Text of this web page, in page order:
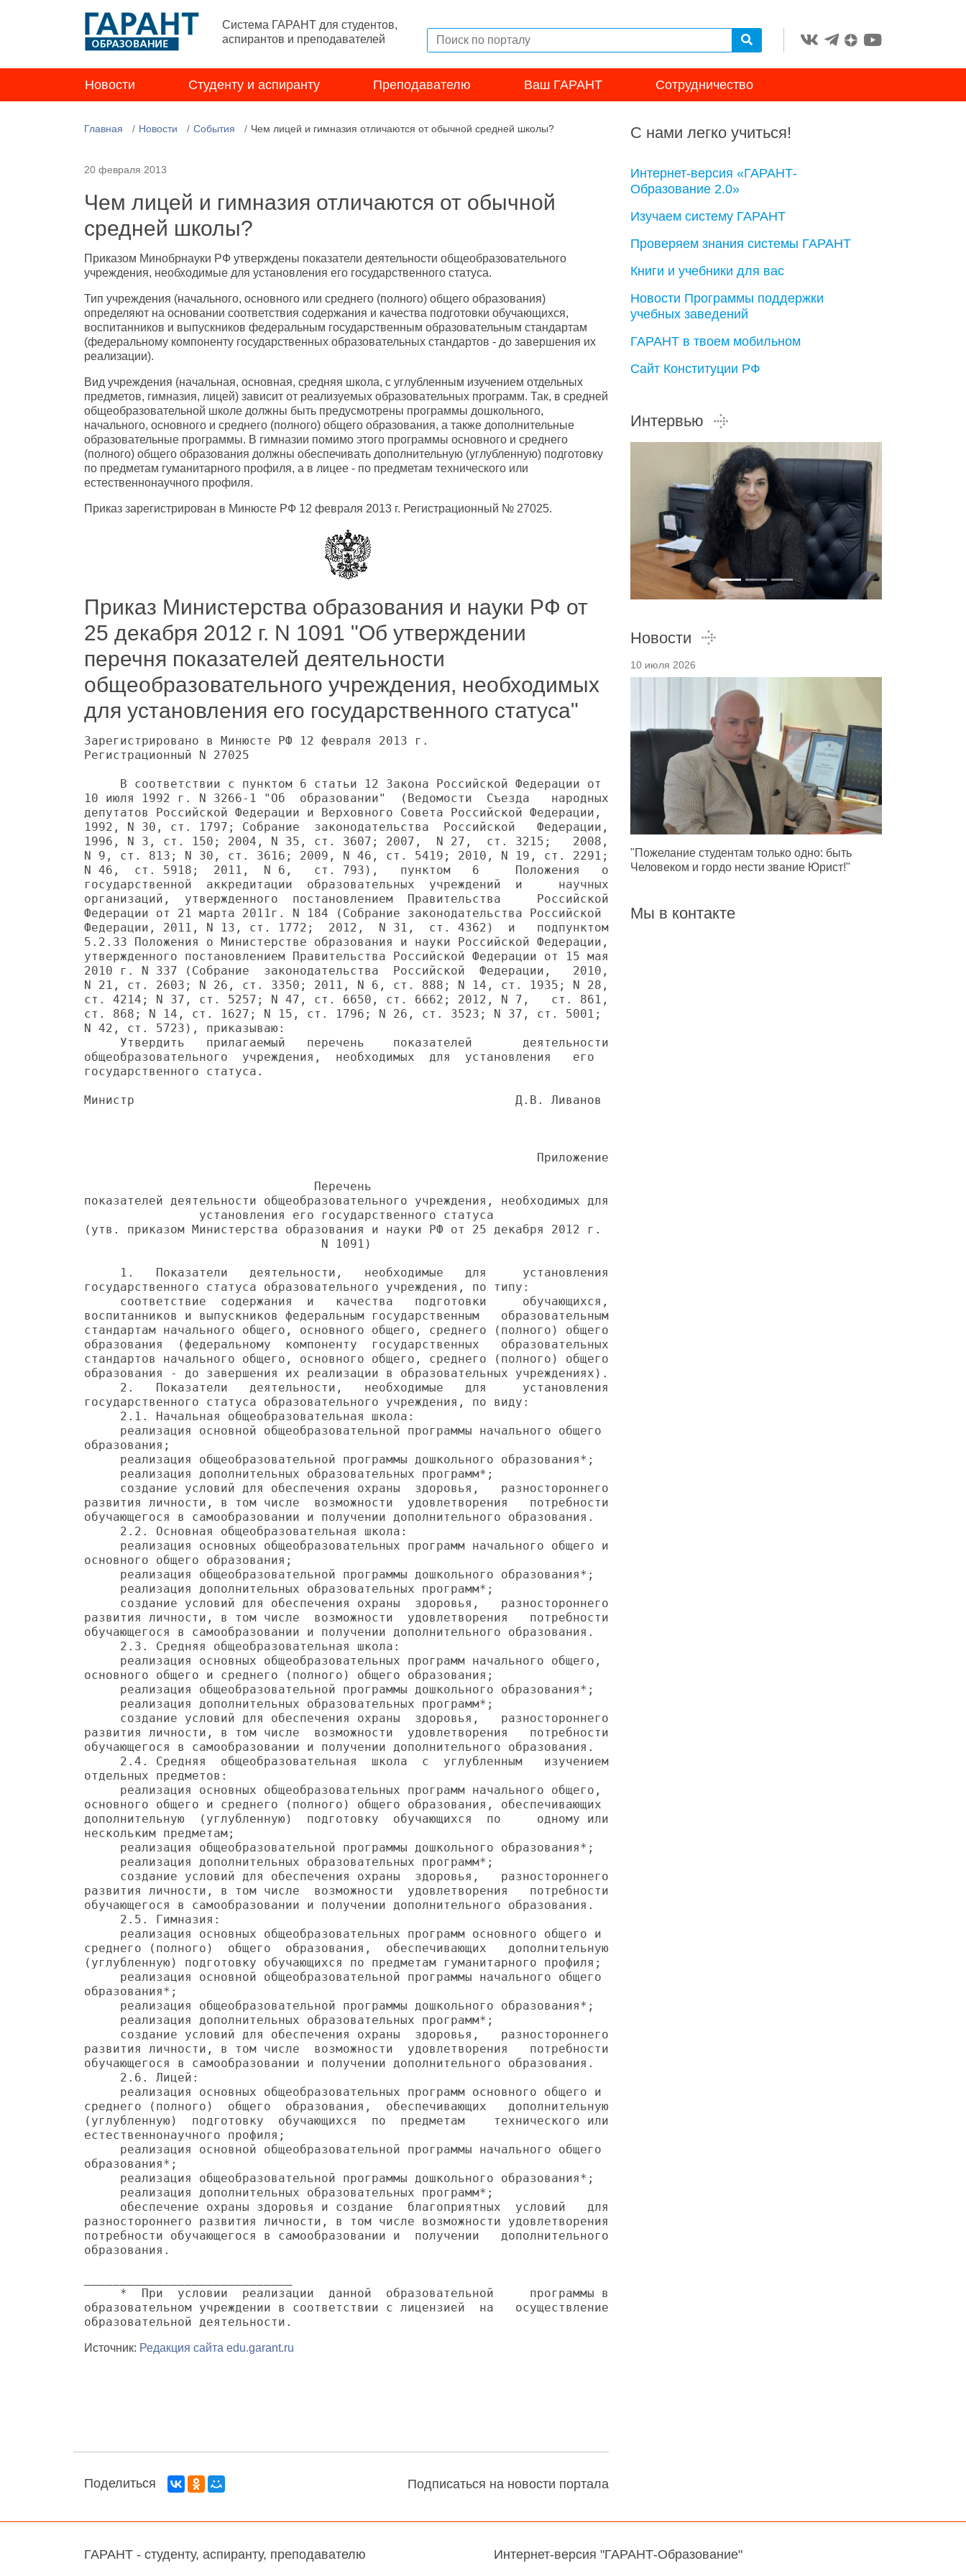
Система ГАРАНТ для студентов,
аспирантов и преподавателей
Новости Студенту и аспиранту Преподавателю Ваш ГАРАНТ Сотрудничество
Главная Новости События Чем лицей и гимназия отличаются от обычной средней школы?
20 февраля 2013
Чем лицей и гимназия отличаются от обычной
средней школы?
Приказом Минобрнауки РФ утверждены показатели деятельности общеобразовательного
учреждения, необходимые для установления его государственного статуса.
Тип учреждения (начального, основного или среднего (полного) общего образования)
определяют на основании соответствия содержания и качества подготовки обучающихся,
воспитанников и выпускников федеральным государственным образовательным стандартам
(федеральному компоненту государственных образовательных стандартов - до завершения их
реализации).
Вид учреждения (начальная, основная, средняя школа, с углубленным изучением отдельных
предметов, гимназия, лицей) зависит от реализуемых образовательных программ. Так, в средней
общеобразовательной школе должны быть предусмотрены программы дошкольного,
начального, основного и среднего (полного) общего образования, а также дополнительные
образовательные программы. В гимназии помимо этого программы основного и среднего
(полного) общего образования должны обеспечивать дополнительную (углубленную) подготовку
по предметам гуманитарного профиля, а в лицее - по предметам технического или
естественнонаучного профиля.
Приказ зарегистрирован в Минюсте РФ 12 февраля 2013 г. Регистрационный № 27025.
Приказ Министерства образования и науки РФ от
25 декабря 2012 г. N 1091 "Об утверждении
перечня показателей деятельности
общеобразовательного учреждения, необходимых
для установления его государственного статуса"
Зарегистрировано в Минюсте РФ 12 февраля 2013 г.
Регистрационный N 27025
     В соответствии с пунктом 6 статьи 12 Закона Российской Федерации от
10 июля 1992 г. N 3266-1 "Об  образовании"  (Ведомости  Съезда   народных
депутатов Российской Федерации и Верховного Совета Российской Федерации,
1992, N 30, ст. 1797; Собрание  законодательства  Российской   Федерации,
1996, N 3, ст. 150; 2004, N 35, ст. 3607; 2007,  N 27,  ст. 3215;   2008,
N 9, ст. 813; N 30, ст. 3616; 2009, N 46, ст. 5419; 2010, N 19, ст. 2291;
N 46,  ст. 5918;  2011,  N 6,   ст. 793),   пунктом   6     Положения   о
государственной  аккредитации  образовательных  учреждений  и     научных
организаций,  утвержденного  постановлением  Правительства     Российской
Федерации от 21 марта 2011г. N 184 (Собрание законодательства Российской
Федерации, 2011, N 13, ст. 1772;  2012,  N 31,  ст. 4362)  и   подпунктом
5.2.33 Положения о Министерстве образования и науки Российской Федерации,
утвержденного постановлением Правительства Российской Федерации от 15 мая
2010 г. N 337 (Собрание  законодательства  Российской  Федерации,   2010,
N 21, ст. 2603; N 26, ст. 3350; 2011, N 6, ст. 888; N 14, ст. 1935; N 28,
ст. 4214; N 37, ст. 5257; N 47, ст. 6650, ст. 6662; 2012, N 7,   ст. 861,
ст. 868; N 14, ст. 1627; N 15, ст. 1796; N 26, ст. 3523; N 37, ст. 5001;
N 42, ст. 5723), приказываю:
     Утвердить   прилагаемый   перечень    показателей       деятельности
общеобразовательного  учреждения,  необходимых  для  установления   его
государственного статуса.
Министр                                                     Д.В. Ливанов
                                                               Приложение
                                Перечень
показателей деятельности общеобразовательного учреждения, необходимых для
                установления его государственного статуса
(утв. приказом Министерства образования и науки РФ от 25 декабря 2012 г.
                                 N 1091)
     1.   Показатели   деятельности,   необходимые   для     установления
государственного статуса образовательного учреждения, по типу:
     соответствие  содержания  и   качества   подготовки     обучающихся,
воспитанников и выпускников федеральным государственным   образовательным
стандартам начального общего, основного общего, среднего (полного) общего
образования  (федеральному  компоненту  государственных   образовательных
стандартов начального общего, основного общего, среднего (полного) общего
образования - до завершения их реализации в образовательных учреждениях).
     2.   Показатели   деятельности,   необходимые   для     установления
государственного статуса образовательного учреждения, по виду:
     2.1. Начальная общеобразовательная школа:
     реализация основной общеобразовательной программы начального общего
образования;
     реализация общеобразовательной программы дошкольного образования*;
     реализация дополнительных образовательных программ*;
     создание условий для обеспечения охраны  здоровья,   разностороннего
развития личности, в том числе  возможности  удовлетворения   потребности
обучающегося в самообразовании и получении дополнительного образования.
     2.2. Основная общеобразовательная школа:
     реализация основных общеобразовательных программ начального общего и
основного общего образования;
     реализация общеобразовательной программы дошкольного образования*;
     реализация дополнительных образовательных программ*;
     создание условий для обеспечения охраны  здоровья,   разностороннего
развития личности, в том числе  возможности  удовлетворения   потребности
обучающегося в самообразовании и получении дополнительного образования.
     2.3. Средняя общеобразовательная школа:
     реализация основных общеобразовательных программ начального общего,
основного общего и среднего (полного) общего образования;
     реализация общеобразовательной программы дошкольного образования*;
     реализация дополнительных образовательных программ*;
     создание условий для обеспечения охраны  здоровья,   разностороннего
развития личности, в том числе  возможности  удовлетворения   потребности
обучающегося в самообразовании и получении дополнительного образования.
     2.4. Средняя  общеобразовательная  школа  с  углубленным   изучением
отдельных предметов:
     реализация основных общеобразовательных программ начального общего,
основного общего и среднего (полного) общего образования, обеспечивающих
дополнительную  (углубленную)  подготовку  обучающихся  по     одному или
нескольким предметам;
     реализация общеобразовательной программы дошкольного образования*;
     реализация дополнительных образовательных программ*;
     создание условий для обеспечения охраны  здоровья,   разностороннего
развития личности, в том числе  возможности  удовлетворения   потребности
обучающегося в самообразовании и получении дополнительного образования.
     2.5. Гимназия:
     реализация основных общеобразовательных программ основного общего и
среднего (полного)  общего  образования,  обеспечивающих   дополнительную
(углубленную) подготовку обучающихся по предметам гуманитарного профиля;
     реализация основной общеобразовательной программы начального общего
образования*;
     реализация общеобразовательной программы дошкольного образования*;
     реализация дополнительных образовательных программ*;
     создание условий для обеспечения охраны  здоровья,   разностороннего
развития личности, в том числе  возможности  удовлетворения   потребности
обучающегося в самообразовании и получении дополнительного образования.
     2.6. Лицей:
     реализация основных общеобразовательных программ основного общего и
среднего (полного)  общего  образования,  обеспечивающих   дополнительную
(углубленную)  подготовку  обучающихся  по  предметам    технического или
естественнонаучного профиля;
     реализация основной общеобразовательной программы начального общего
образования*;
     реализация общеобразовательной программы дошкольного образования*;
     реализация дополнительных образовательных программ*;
     обеспечение охраны здоровья и создание  благоприятных  условий   для
разностороннего развития личности, в том числе возможности удовлетворения
потребности обучающегося в самообразовании и  получении   дополнительного
образования.
     *  При  условии  реализации  данной  образовательной     программы в
образовательном учреждении в соответствии с лицензией  на   осуществление
Источник: Редакция сайта edu.garant.ru
Поделиться Подписаться на новости портала
С нами легко учиться!
Интернет-версия «ГАРАНТ-
Образование 2.0»
Изучаем систему ГАРАНТ
Проверяем знания системы ГАРАНТ
Книги и учебники для вас
Новости Программы поддержки
учебных заведений
ГАРАНТ в твоем мобильном
Сайт Конституции РФ
Интервью
Новости
10 июля 2026
"Пожелание студентам только одно: быть
Человеком и гордо нести звание Юрист!"
Мы в контакте
ГАРАНТ - студенту, аспиранту, преподавателю Интернет-версия "ГАРАНТ-Образование"